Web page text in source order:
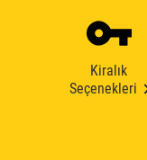
Kiralık
Seçenekleri